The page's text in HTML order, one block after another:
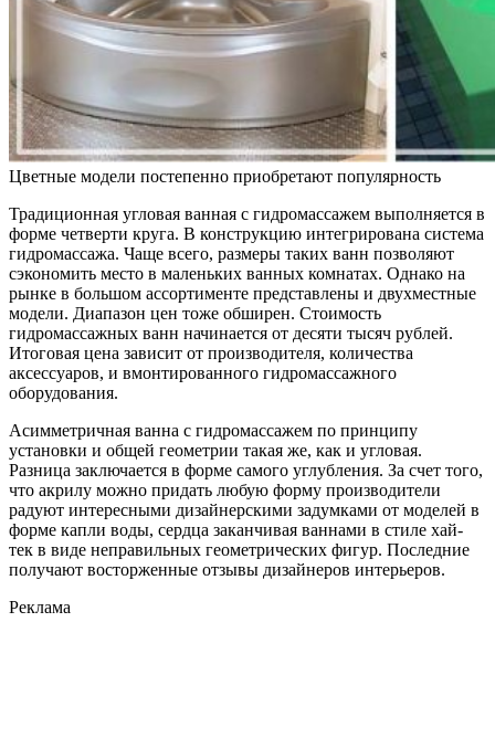
Цветные модели постепенно приобретают популярность
Традиционная угловая ванная с гидромассажем выполняется в
форме четверти круга. В конструкцию интегрирована система
гидромассажа. Чаще всего, размеры таких ванн позволяют
сэкономить место в маленьких ванных комнатах. Однако на
рынке в большом ассортименте представлены и двухместные
модели. Диапазон цен тоже обширен. Стоимость
гидромассажных ванн начинается от десяти тысяч рублей.
Итоговая цена зависит от производителя, количества
аксессуаров, и вмонтированного гидромассажного
оборудования.
Асимметричная ванна с гидромассажем по принципу
установки и общей геометрии такая же, как и угловая.
Разница заключается в форме самого углубления. За счет того,
что акрилу можно придать любую форму производители
радуют интересными дизайнерскими задумками от моделей в
форме капли воды, сердца заканчивая ваннами в стиле хай-
тек в виде неправильных геометрических фигур. Последние
получают восторженные отзывы дизайнеров интерьеров.
Реклама